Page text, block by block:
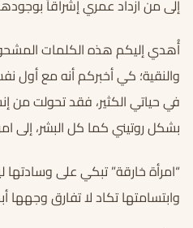
إلى من ازداد عمري إشراقاً
أُهدي إليكم هذه الكلمات
والنقية؛ كي أخبركم أنه مع أول
في حياتي الكثير، فقد تحولت من
بشكل روتيني كما كل البشر، إلى
“امرأة خارقة” تبكي على وسادتها
وابتسامتها تكاد لا تفارق وجهها